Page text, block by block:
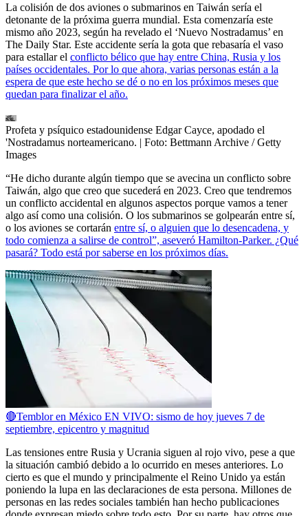
La colisión de dos aviones o submarinos en Taiwán sería el
detonante de la próxima guerra mundial. Esta comenzaría este
mismo año 2023, según ha revelado el ‘Nuevo Nostradamus’ en
The Daily Star. Este accidente sería la gota que rebasaría el vaso
para estallar el conflicto bélico que hay entre China, Rusia y los
países occidentales. Por lo que ahora, varias personas están a la
espera de que este hecho se dé o no en los próximos meses que
quedan para finalizar el año.
Profeta y psíquico estadounidense Edgar Cayce, apodado el
'Nostradamus norteamericano. | Foto: Bettmann Archive / Getty
Images
“He dicho durante algún tiempo que se avecina un conflicto sobre
Taiwán, algo que creo que sucederá en 2023. Creo que tendremos
un conflicto accidental en algunos aspectos porque vamos a tener
algo así como una colisión. O los submarinos se golpearán entre sí,
o los aviones se cortarán entre sí, o alguien que lo desencadena, y
todo comienza a salirse de control”, aseveró Hamilton-Parker. ¿Qué
pasará? Todo está por saberse en los próximos días.
🔴Temblor en México EN VIVO: sismo de hoy jueves 7 de
septiembre, epicentro y magnitud
Las tensiones entre Rusia y Ucrania siguen al rojo vivo, pese a que
la situación cambió debido a lo ocurrido en meses anteriores. Lo
cierto es que el mundo y principalmente el Reino Unido ya están
poniendo la lupa en las declaraciones de esta persona. Millones de
personas en las redes sociales también han hecho publicaciones